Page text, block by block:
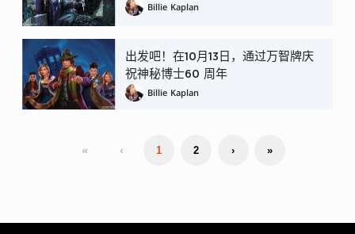
Billie Kaplan
出发吧！在10月13日，通过万智牌庆
祝神秘博士60 周年
Billie Kaplan
« ‹ 1 2 › »